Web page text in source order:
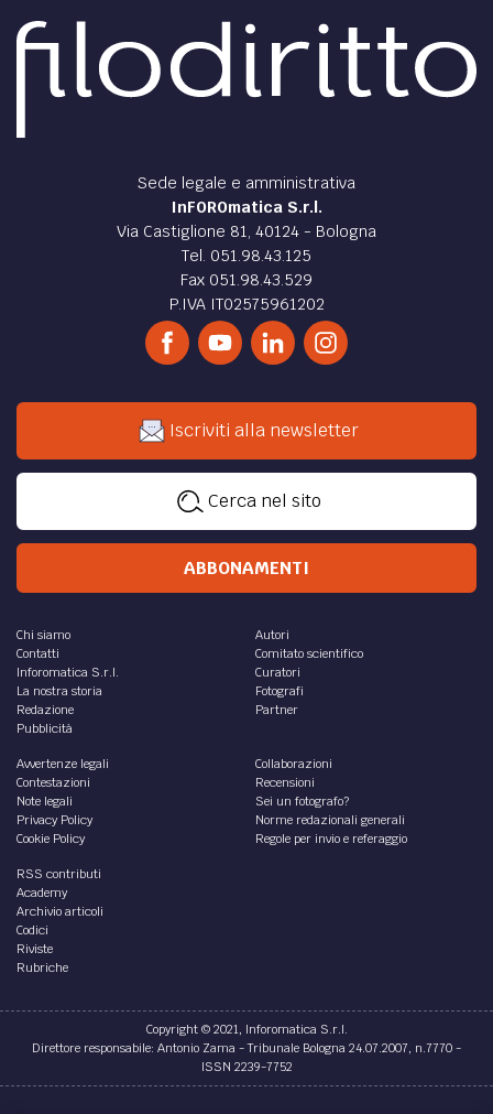
Sede legale e amministrativa
InFOROmatica S.r.l.
Via Castiglione 81, 40124 - Bologna
Tel. 051.98.43.125
Fax 051.98.43.529
P.IVA IT02575961202
Iscriviti alla newsletter
Cerca nel sito
ABBONAMENTI
Chi siamo
Contatti
Inforomatica S.r.l.
La nostra storia
Redazione
Pubblicità
Autori
Comitato scientifico
Curatori
Fotografi
Partner
Avvertenze legali
Contestazioni
Note legali
Privacy Policy
Cookie Policy
Collaborazioni
Recensioni
Sei un fotografo?
Norme redazionali generali
Regole per invio e referaggio
RSS contributi
Academy
Archivio articoli
Codici
Riviste
Rubriche
Copyright © 2021, Inforomatica S.r.l.
Direttore responsabile: Antonio Zama - Tribunale Bologna 24.07.2007, n.7770 -
ISSN 2239-7752